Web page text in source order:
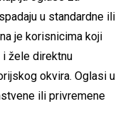
u standardne ili
je korisnicima koji
i žele direktnu
okvira. Oglasi u
ili privremene